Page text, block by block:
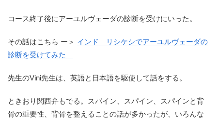
コース終了後にアーユルヴェーダの診断を受けにいった。
その話はこちら ー＞ インド リシケシでアーユルヴェーダの
診断を受けてみた
先生のVini先生は、英語と日本語を駆使して話をする。
ときおり関西弁もでる。スパイン、スパイン、スパインと背
骨の重要性、背骨を整えることの話が多かったが、いろんな